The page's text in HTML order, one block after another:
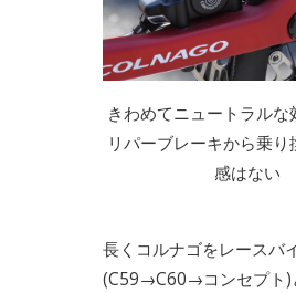
きわめてニュートラルな
リパーブレーキから乗り
感はない
長くコルナゴをレースバ
(C59→C60→コンセプト)